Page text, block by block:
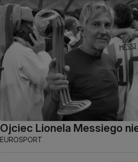
Ojciec Lionela Messiego
EUROSPORT